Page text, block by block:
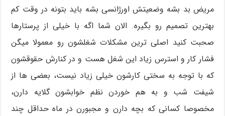
مریض بد بشه وضعیتش اورژانسی بشه باید بتونه در وقت کم
بهترین تصمیم رو بگیره. الان شما اگه با خیلی از پرستارها
صحبت کنید اصلی ترین مشکلات شغلشون رو معمولا میگن
فشار کار و استرس زیاد این شغل هست و در کنارش حقوقشون
که با توجه به سختی کارشون خیلی زیاد نیست، بعضی ها از
شیفت شب و به هم خوردن نظم خوابشون گلایه دارن،
مخصوصا کسانی که بچه دارن و مجبورن در ماه حداقل چند